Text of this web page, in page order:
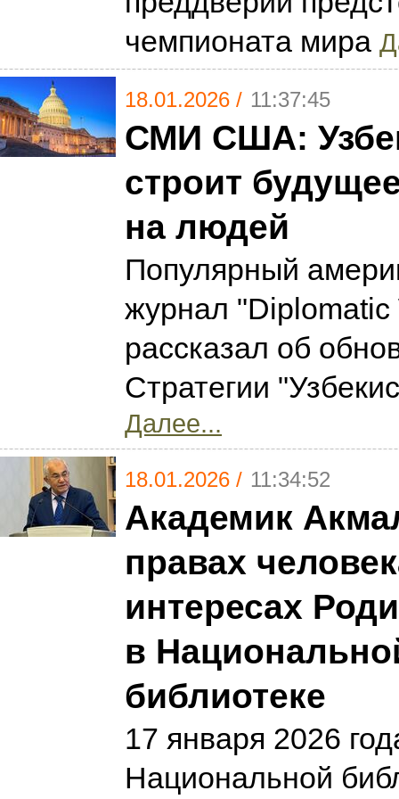
чемпионата мира
18.01.2026 / 11:37:45
СМИ США:
строит
на людей
Популярный
журнал "Diplomatic
рассказал об
Стратегии
Далее...
18.01.2026 / 11:34:52
Академик
правах
интересах
в
библиотеке
17 января 2026
Национальной